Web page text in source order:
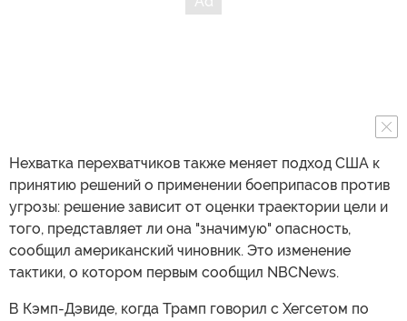
Нехватка перехватчиков также меняет подход США к
принятию решений о применении боеприпасов против
угрозы: решение зависит от оценки траектории цели и
того, представляет ли она "значимую" опасность,
сообщил американский чиновник. Это изменение
тактики, о котором первым сообщил NBCNews.
В Кэмп-Дэвиде, когда Трамп говорил с Хегсетом по